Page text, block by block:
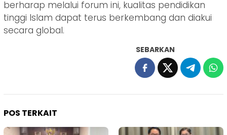
berharap melalui forum ini, kualitas pendidikan
tinggi Islam dapat terus berkembang dan diakui
secara global.
SEBARKAN
POS TERKAIT